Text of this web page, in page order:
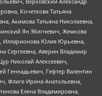
Кочеткова Татьяна
Акимова Татьяна Николаевна,
Ян Збигневич, Жемкова
Илларионова Юлия Юрьевна,
Сергеевна, Аверин Владимир
Николай Алексеевич,
Геннадьевич, Гефтер Валентин
Флиге Ирина Анатольевна,
Елена Владимировна,